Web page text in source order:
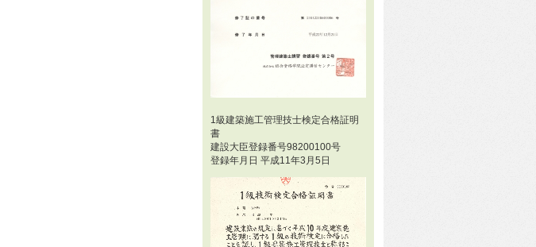
1級建築施工管理技士検定合格証明
書
建設大臣登録番号98200100号
登録年月日 平成11年3月5日